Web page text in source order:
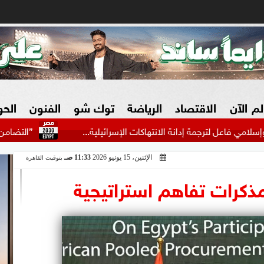
الآن الاقتصاد
الزراعة فى مصر
سوق العقارات
المسؤولية المجتمعية
الرياضة
بطولات عربية
بطولات أوروبية
بطولات عالمية
توك شو الفنون
”التضامن” تطلق إدانة الانتهاكات الإسرائيلية...
الإثنين، 15 يونيو 2026 11:33 صـ بتوقيت القاهرة
تفاهم استراتيجية